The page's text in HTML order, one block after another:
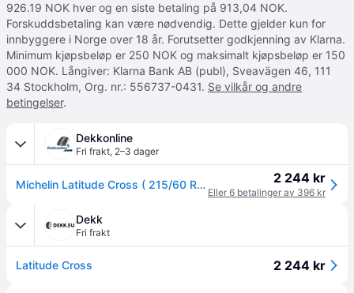
926.19 NOK hver og en siste betaling på 913,04 NOK.
Forskuddsbetaling kan være nødvendig. Dette gjelder kun for
innbyggere i Norge over 18 år. Forutsetter godkjenning av Klarna.
Minimum kjøpsbeløp er 250 NOK og maksimalt kjøpsbeløp er 150
000 NOK. Långiver: Klarna Bank AB (publ), Sveavägen 46, 111
34 Stockholm, Org. nr.: 556737-0431. Se vilkår og andre
betingelser.
Dekkonline
Fri frakt, 2–3 dager
Michelin Latitude Cross ( 215/60 R17 100H XL EV Suitable ) 2 244 kr
Eller 6 betalinger av 396 kr
Dekk
Fri frakt
Latitude Cross 2 244 kr